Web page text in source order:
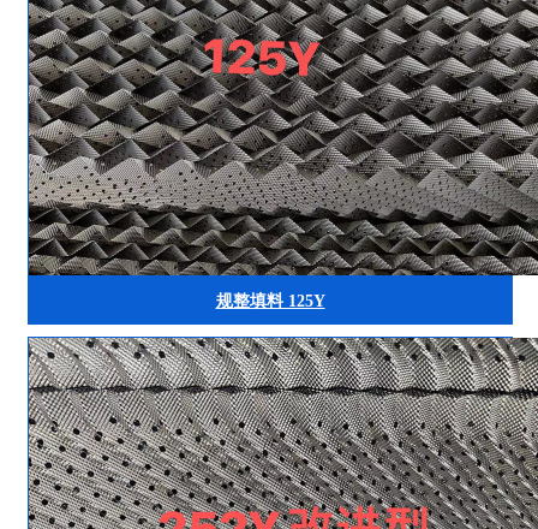
规整填料 125Y